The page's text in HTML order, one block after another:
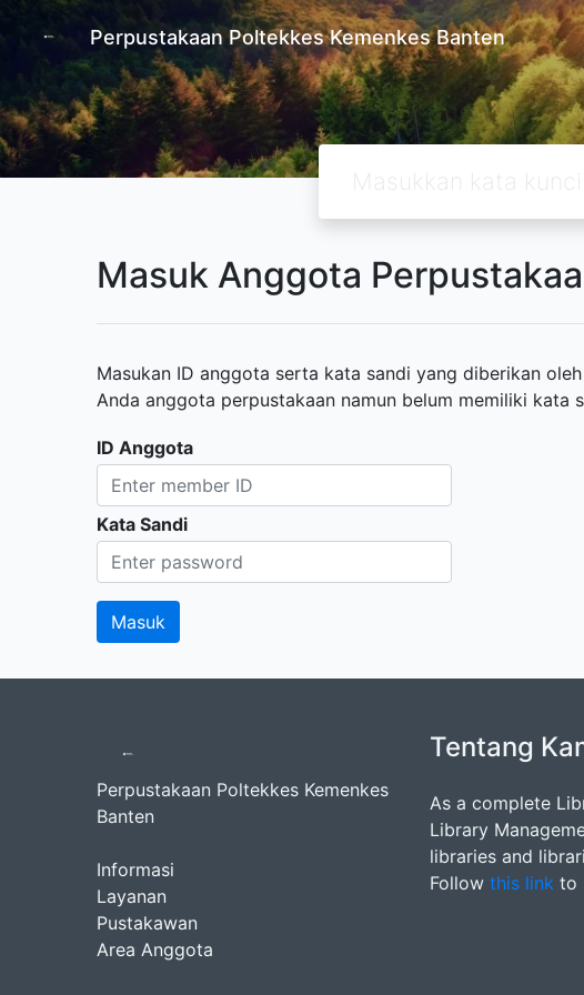
Perpustakaan Poltekkes Kemenkes Banten
Masuk Anggota
Masukan ID anggota serta kata sandi yang diberikan
Anda anggota perpustakaan namun belum memiliki kata
ID Anggota
Kata Sandi
Perpustakaan Poltekkes Kemenkes
Banten
Informasi
Layanan
Pustakawan
Area Anggota
Tentang
As a complete
Library
libraries and
Follow this link to